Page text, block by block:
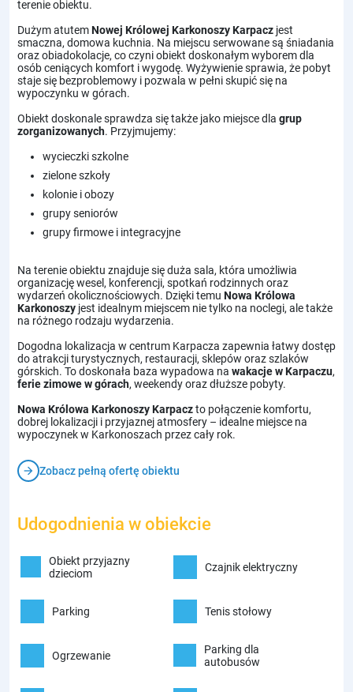
terenie obiektu.
Dużym atutemNowej Królowej Karkonoszy Karpacz jest
smaczna, domowa kuchnia. Na miejscu serwowane są śniadania
oraz obiadokolacje, co czyni obiekt doskonałym wyborem dla
osób ceniących komfort i wygodę. Wyżywienie sprawia, że pobyt
staje się bezproblemowy i pozwala w pełni skupić się na
wypoczynku w górach.
Obiekt doskonale sprawdza się także jako miejsce dla grup
zorganizowanych. Przyjmujemy:
wycieczki szkolne
zielone szkoły
kolonie i obozy
grupy seniorów
grupy firmowe i integracyjne
Na terenie obiektu znajduje się duża sala, która umożliwia
organizację wesel, konferencji, spotkań rodzinnych oraz
wydarzeń okolicznościowych. Dzięki temu Nowa Królowa
Karkonoszy jest idealnym miejscem nie tylko na noclegi, ale także
na różnego rodzaju wydarzenia.
Dogodna lokalizacja w centrum Karpacza zapewnia łatwy dostęp
do atrakcji turystycznych, restauracji, sklepów oraz szlaków
górskich. To doskonała baza wypadowa na wakacje w Karpaczu,
ferie zimowe w górach, weekendy oraz dłuższe pobyty.
Nowa Królowa Karkonoszy Karpaczto połączenie komfortu,
dobrej lokalizacji i przyjaznej atmosfery – idealne miejsce na
wypoczynek w Karkonoszach przez cały rok.
arrow_forward Zobacz pełną ofertę obiektu
Udogodnienia w obiekcie
Obiekt przyjazny
dzieciom
Czajnik elektryczny
Parking Tenis stołowy
Ogrzewanie
Parking dla
autobusów